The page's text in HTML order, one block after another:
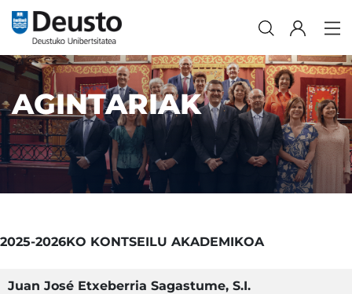
AGINTARIAK
2025-2026KO KONTSEILU AKADEMIKOA
Juan José Etxeberria Sagastume, S.I.